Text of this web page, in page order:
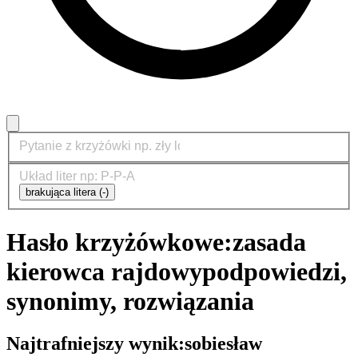
brakująca litera (-)
Hasło krzyżówkowe:zasada
kierowca rajdowypodpowiedzi,
synonimy, rozwiązania
Najtrafniejszy wynik:sobiesław